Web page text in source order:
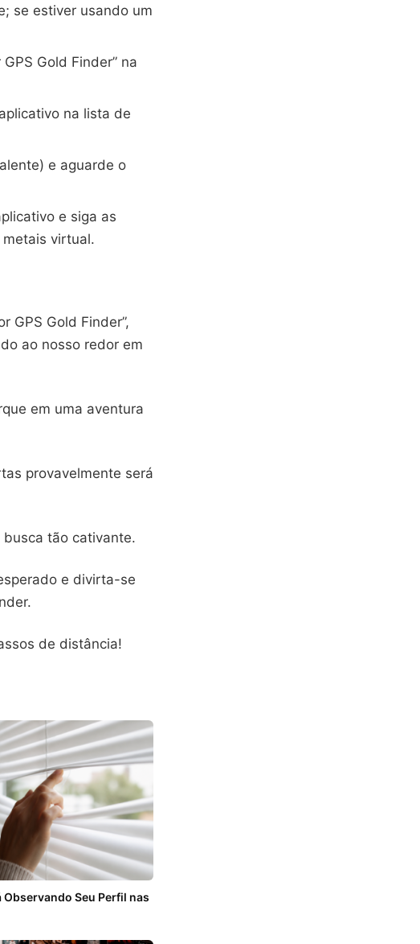
se estiver usando um
Gold Finder” na
na lista de
e aguarde o
e siga as
virtual.
GPS Gold Finder”,
ao nosso redor em
em uma aventura
provavelmente será
tão cativante.
e divirta-se
de distância!
Observando Seu Perfil nas